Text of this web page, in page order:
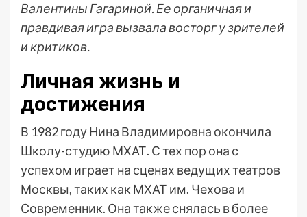
Валентины Гагариной. Ее органичная и
правдивая игра вызвала восторг у зрителей
и критиков.
Личная жизнь и
достижения
В 1982 году Нина Владимировна окончила
Школу-студию МХАТ. С тех пор она с
успехом играет на сценах ведущих театров
Москвы, таких как МХАТ им. Чехова и
Современник. Она также снялась в более